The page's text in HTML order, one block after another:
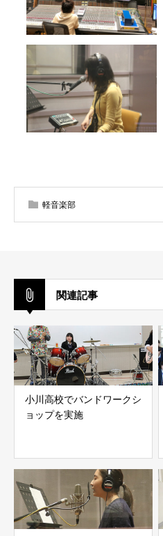
軽音楽部
関連記事
小川高校でバンドワークシ
ョップを実施